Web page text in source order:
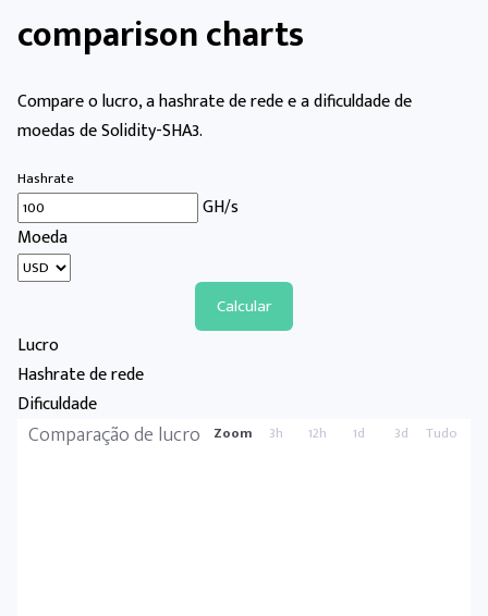
comparison charts
Compare o lucro, a hashrate de rede e a dificuldade de
moedas de Solidity-SHA3.
Hashrate
GH/s
Moeda
Calcular
Lucro
Hashrate de rede
Dificuldade
Comparação de lucro Zoom 3h 12h 1d 3d Tudo